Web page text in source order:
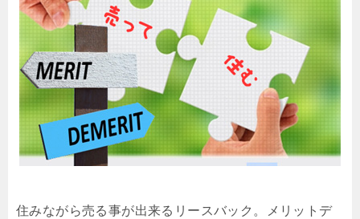
住みながら売る事が出来るリースバック。メリットデ